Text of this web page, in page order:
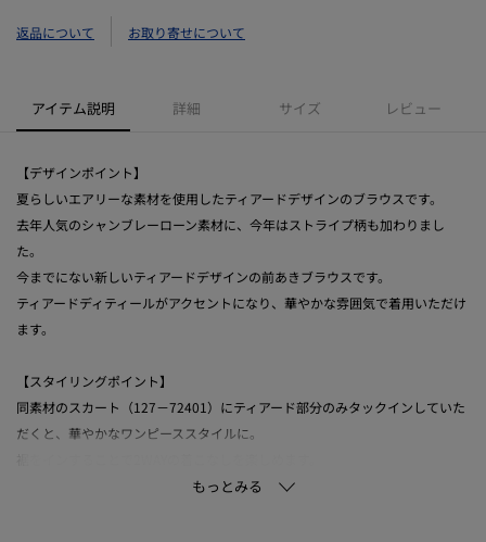
返品について お取り寄せについて
アイテム説明 詳細 サイズ レビュー
【デザインポイント】
夏らしいエアリーな素材を使用したティアードデザインのブラウスです。
去年人気のシャンブレーローン素材に、今年はストライプ柄も加わりまし
た。
今までにない新しいティアードデザインの前あきブラウスです。
ティアードディティールがアクセントになり、華やかな雰囲気で着用いただけ
ます。
【スタイリングポイント】
同素材のスカート（127－72401）にティアード部分のみタックインしていた
だくと、華やかなワンピーススタイルに。
キレイめなワイドパンツと合わせた通勤スタイル、ワイドデニムと合わせた